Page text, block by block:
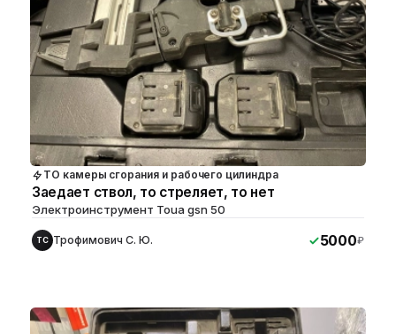
ТО камеры сгорания и рабочего цилиндра
Заедает ствол, то стреляет, то нет
Электроинструмент Toua gsn 50
ТС Трофимович С. Ю. 5000₽